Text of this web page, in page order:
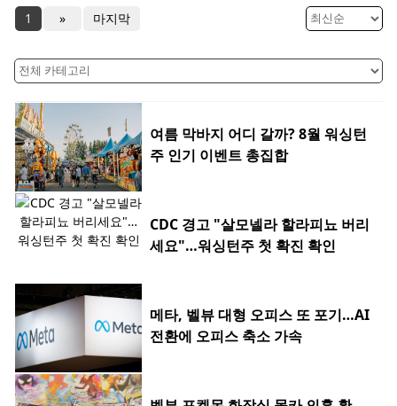
1 » 마지막
여름 막바지 어디 갈까? 8월 워싱턴
주 인기 이벤트 총집합
CDC 경고 "살모넬라 할라피뇨 버리
세요"…워싱턴주 첫 확진 확인
메타, 벨뷰 대형 오피스 또 포기…AI
전환에 오피스 축소 가속